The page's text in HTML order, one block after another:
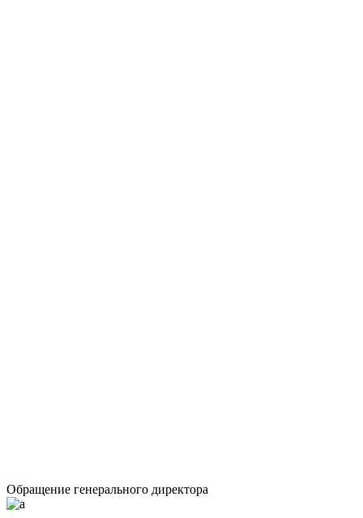
Обращение генерального директора